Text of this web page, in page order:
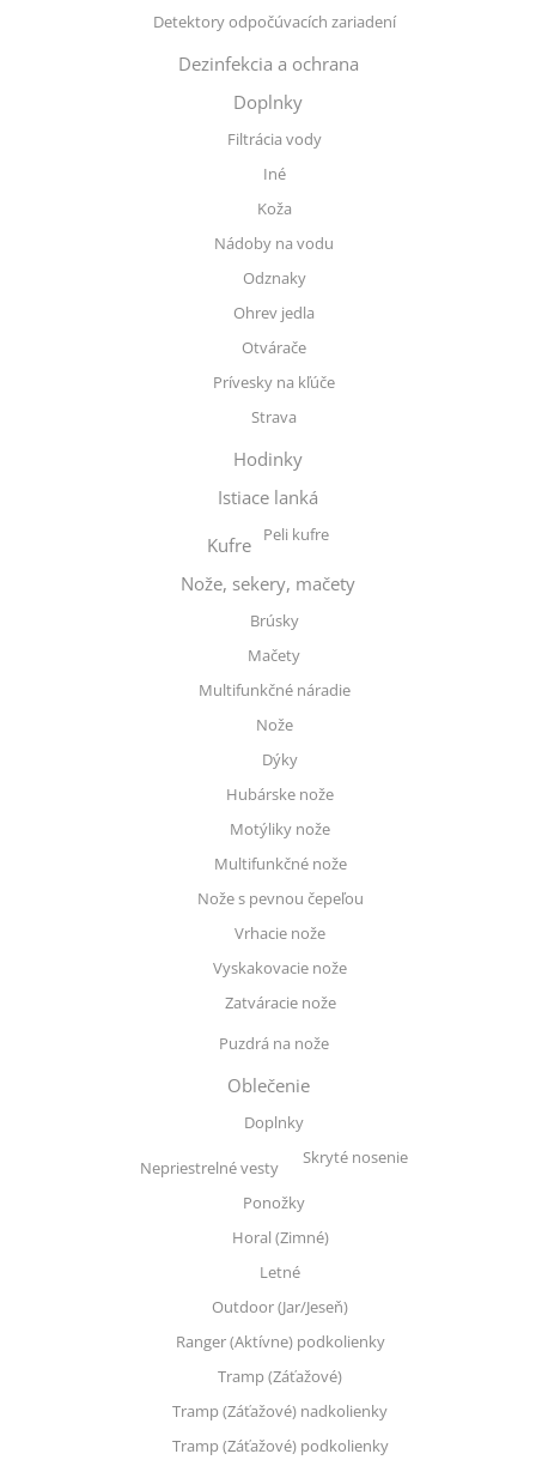
Detektory odpočúvacích zariadení
Dezinfekcia a ochrana
Doplnky
Filtrácia vody
Iné
Koža
Nádoby na vodu
Odznaky
Ohrev jedla
Otvárače
Prívesky na kľúče
Strava
Hodinky
Istiace lanká
Kufre
Peli kufre
Nože, sekery, mačety
Brúsky
Mačety
Multifunkčné náradie
Nože
Dýky
Hubárske nože
Motýliky nože
Multifunkčné nože
Nože s pevnou čepeľou
Vrhacie nože
Vyskakovacie nože
Zatváracie nože
Puzdrá na nože
Oblečenie
Doplnky
Nepriestrelné vesty
Skryté nosenie
Ponožky
Horal (Zimné)
Letné
Outdoor (Jar/Jeseň)
Ranger (Aktívne) podkolienky
Tramp (Záťažové)
Tramp (Záťažové) nadkolienky
Tramp (Záťažové) podkolienky